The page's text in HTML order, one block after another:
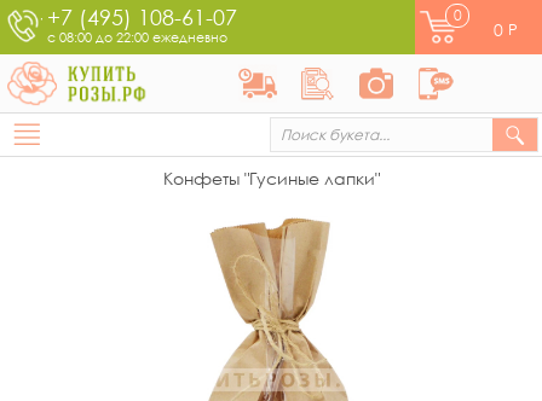
+7 (495) 108-61-07
с 08:00 до 22:00 ежедневно
0
0 Р
Конфеты "Гусиные лапки"